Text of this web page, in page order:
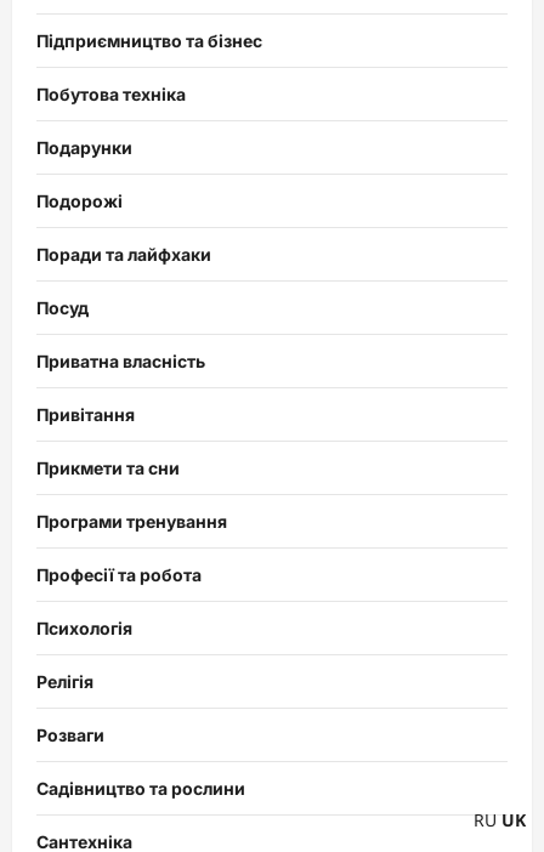
Підприємництво та бізнес
Побутова техніка
Подарунки
Подорожі
Поради та лайфхаки
Посуд
Приватна власність
Привітання
Прикмети та сни
Програми тренування
Професії та робота
Психологія
Релігія
Розваги
Садівництво та рослини
Сантехніка
RU UK